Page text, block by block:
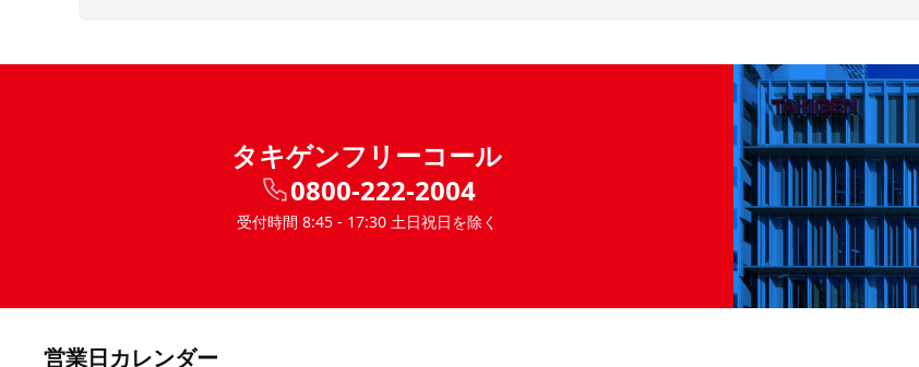
タキゲンフリーコール
0800-222-2004
受付時間 8:45 - 17:30 土日祝日を除く
営業⽇カレンダー